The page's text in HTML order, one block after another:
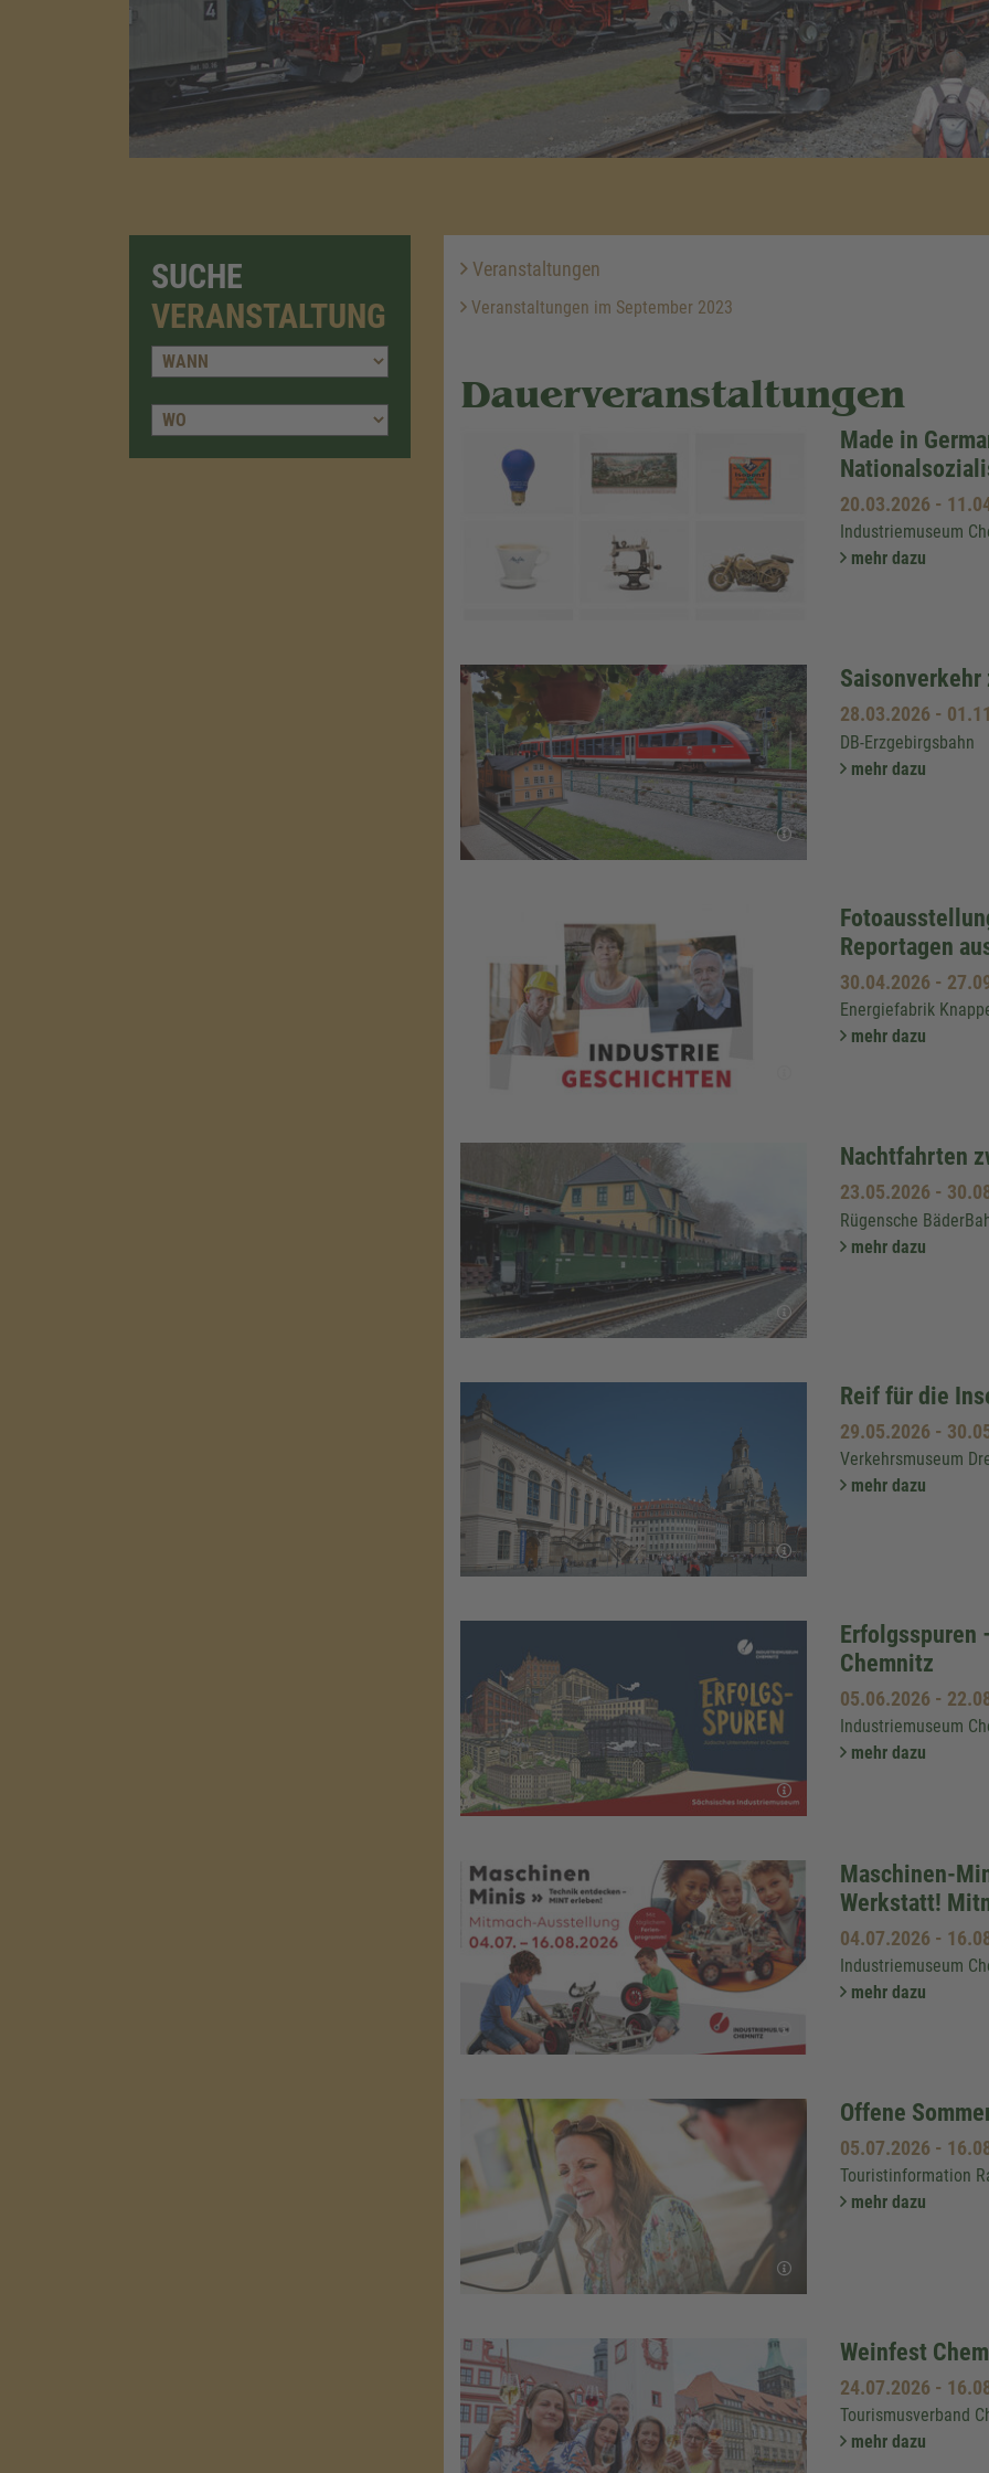
SUCHE
VERANSTALTUNG
Veranstaltungen
Veranstaltungen im September 2023
Dauerveranstaltungen
Made in
20.03.2026-
Industriemuseum
mehr dazu
Saisonverkehr
28.03.2026-
DB-Erzgebirgsbahn
mehr dazu
Reportagen
30.04.2026-
Energiefabrik
mehr dazu
Nachtfahrten
23.05.2026-
Rügensche
mehr dazu
Reif für die
29.05.2026-
Verkehrsmuseum
mehr dazu
Erfolgsspuren
Chemnitz
05.06.2026-
Industriemuseum
mehr dazu
Maschinen-
Werkstatt!
04.07.2026-
Industriemuseum
mehr dazu
Offene
05.07.2026-
Touristinformation
mehr dazu
Weinfest
24.07.2026-
Tourismusverband
mehr dazu